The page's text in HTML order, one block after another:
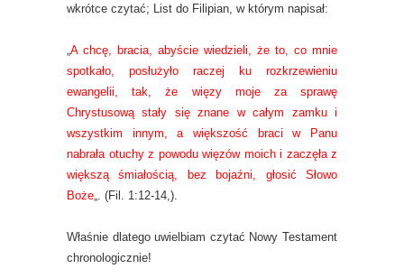
wkrótce czytać; List do Filipian, w którym napisał:
A chcę, bracia, abyście wiedzieli, że to, co mnie
spotkało, posłużyło raczej ku rozkrzewieniu
ewangelii, tak, że więzy moje za sprawę
Chrystusową stały się znane w całym zamku i
wszystkim innym, a większość braci w Panu
nabrała otuchy z powodu więzów moich i zaczęła z
większą śmiałością, bez bojaźni, głosić Słowo
Boże „. (Fil. 1:12-14,).
Właśnie dlatego uwielbiam czytać Nowy Testament
chronologicznie!